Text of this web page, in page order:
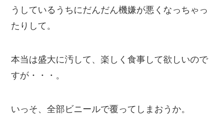
うしているうちにだんだん機嫌が悪くなっちゃっ
たりして。
本当は盛大に汚して、楽しく食事して欲しいので
すが・・・。
いっそ、全部ビニールで覆ってしまおうか。